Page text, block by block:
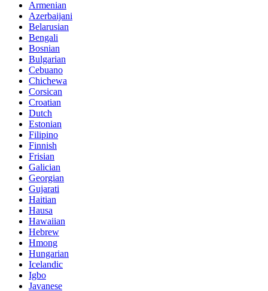
Armenian
Azerbaijani
Belarusian
Bengali
Bosnian
Bulgarian
Cebuano
Chichewa
Corsican
Croatian
Dutch
Estonian
Filipino
Finnish
Frisian
Galician
Georgian
Gujarati
Haitian
Hausa
Hawaiian
Hebrew
Hmong
Hungarian
Icelandic
Igbo
Javanese